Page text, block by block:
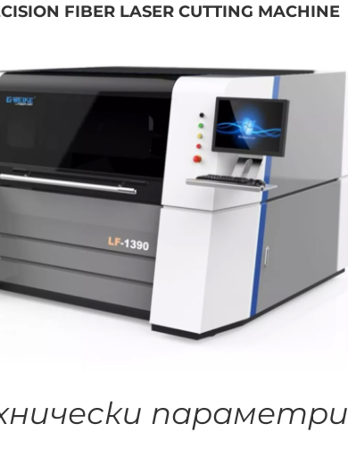
FIBER LASER CUTTING MACHINE
параметри